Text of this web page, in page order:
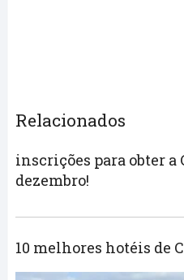
Relacionados
inscrições para obter a
dezembro!
10 melhores hotéis de